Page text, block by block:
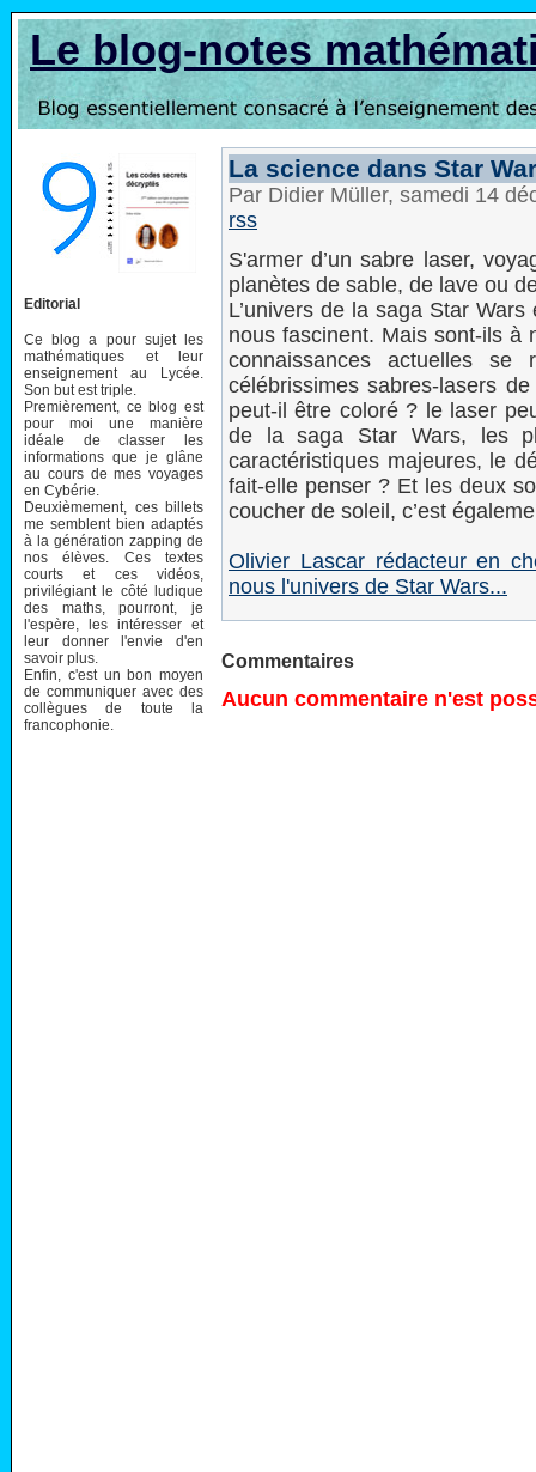
Le blog-notes
Editorial
Ce blog a pour sujet les
mathématiques et leur
enseignement au Lycée.
Son but est triple.
Premièrement, ce blog est
pour moi une manière
idéale de classer les
informations que je glâne
au cours de mes voyages
en Cybérie.
Deuxièmement, ces billets
me semblent bien adaptés
à la génération zapping de
nos élèves. Ces textes
courts et ces vidéos,
privilégiant le côté ludique
des maths, pourront, je
l'espère, les intéresser et
leur donner l'envie d'en
savoir plus.
Enfin, c'est un bon moyen
de communiquer avec des
collègues de toute la
francophonie.
La science dans Star
Par Didier Müller, samedi 14
rss
S'armer d’un sabre laser,
planètes de sable, de lave ou
L’univers de la saga Star
nous fascinent. Mais sont-ils à
connaissances actuelles
célébrissimes sabres-lasers
peut-il être coloré ? le laser
de la saga Star Wars, les
caractéristiques majeures, le
fait-elle penser ? Et les deux
coucher de soleil, c’est
Olivier Lascar rédacteur en
nous l'univers de Star Wars...
Commentaires
Aucun commentaire n'est